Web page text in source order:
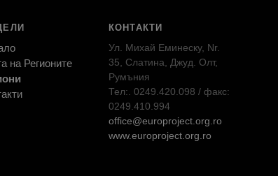
на Регионите
КОНТАКТИ
Ул. Михай Еминеску, Nr.
35, Слатина, Джуд. Олт,
Румъния
Тел:. 0249.420.098 / факс:
0249.410.994
office@europroject.org.ro
www.europroject.org.ro